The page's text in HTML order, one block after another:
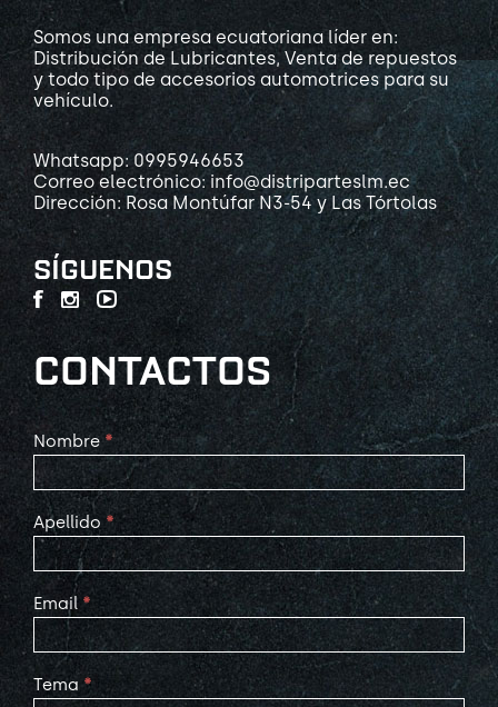
Somos una empresa ecuatoriana líder en:
Distribución de Lubricantes, Venta de repuestos
y todo tipo de accesorios automotrices para su
vehículo.
Whatsapp: 0995946653
Correo electrónico: info@distriparteslm.ec
Dirección: Rosa Montúfar N3-54 y Las Tórtolas
SÍGUENOS
CONTACTOS
Contact
Us
Nombre *
Apellido *
Email *
Tema *